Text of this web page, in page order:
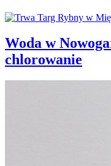
Woda w
chlorowanie